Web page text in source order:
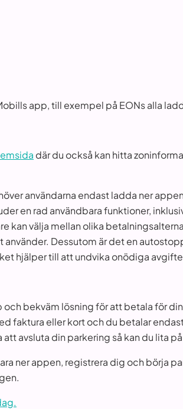
app, till exempel på EONs alla
där du också kan hitta
användarna endast ladda ner
en rad användbara funktioner,
kan välja mellan olika
Dessutom är det en
hjälper till att undvika onödiga
och bekväm lösning för att betala för
faktura eller kort och du betalar
avsluta din parkering så kan du lita
ner appen, registrera dig och börja